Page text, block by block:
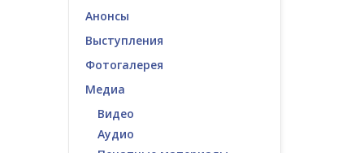
Анонсы
Выступления
Фотогалерея
Медиа
Видео
Аудио